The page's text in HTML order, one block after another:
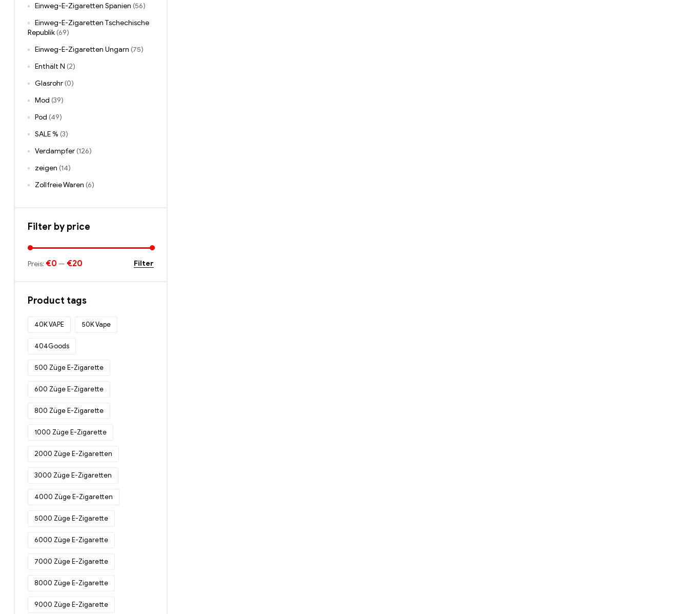
Einweg-E-Zigaretten Spanien (56)
Einweg-E-Zigaretten Tschechische
Republik (69)
Einweg-E-Zigaretten Ungarn (75)
Enthält N (2)
Glasrohr (0)
Mod (39)
Pod (49)
SALE % (3)
Verdampfer (126)
zeigen (14)
Zollfreie Waren (6)
Filter by price
Filter
Preis: €0 — €20
Product tags
40K VAPE 50K Vape
404Goods
500 Züge E-Zigarette
600 Züge E-Zigarette
800 Züge E-Zigarette
1000 Züge E-Zigarette
2000 Züge E-Zigaretten
3000 Züge E-Zigaretten
4000 Züge E-Zigaretten
5000 Züge E-Zigarette
6000 Züge E-Zigarette
7000 Züge E-Zigarette
8000 Züge E-Zigarette
9000 Züge E-Zigarette